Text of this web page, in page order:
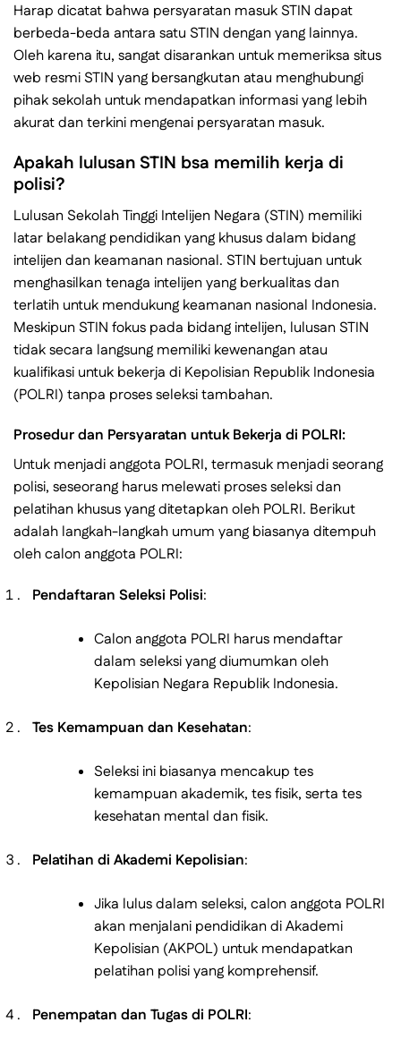
Harap dicatat bahwa persyaratan masuk STIN dapat
berbeda-beda antara satu STIN dengan yang lainnya.
Oleh karena itu, sangat disarankan untuk memeriksa situs
web resmi STIN yang bersangkutan atau menghubungi
pihak sekolah untuk mendapatkan informasi yang lebih
akurat dan terkini mengenai persyaratan masuk.
Apakah lulusan STIN bsa memilih kerja di
polisi?
Lulusan Sekolah Tinggi Intelijen Negara (STIN) memiliki
latar belakang pendidikan yang khusus dalam bidang
intelijen dan keamanan nasional. STIN bertujuan untuk
menghasilkan tenaga intelijen yang berkualitas dan
terlatih untuk mendukung keamanan nasional Indonesia.
Meskipun STIN fokus pada bidang intelijen, lulusan STIN
tidak secara langsung memiliki kewenangan atau
kualifikasi untuk bekerja di Kepolisian Republik Indonesia
(POLRI) tanpa proses seleksi tambahan.
Prosedur dan Persyaratan untuk Bekerja di POLRI:
Untuk menjadi anggota POLRI, termasuk menjadi seorang
polisi, seseorang harus melewati proses seleksi dan
pelatihan khusus yang ditetapkan oleh POLRI. Berikut
adalah langkah-langkah umum yang biasanya ditempuh
oleh calon anggota POLRI:
Pendaftaran Seleksi Polisi:
Calon anggota POLRI harus mendaftar
dalam seleksi yang diumumkan oleh
Kepolisian Negara Republik Indonesia.
Tes Kemampuan dan Kesehatan:
Seleksi ini biasanya mencakup tes
kemampuan akademik, tes fisik, serta tes
kesehatan mental dan fisik.
Pelatihan di Akademi Kepolisian:
Jika lulus dalam seleksi, calon anggota POLRI
akan menjalani pendidikan di Akademi
Kepolisian (AKPOL) untuk mendapatkan
pelatihan polisi yang komprehensif.
Penempatan dan Tugas di POLRI: